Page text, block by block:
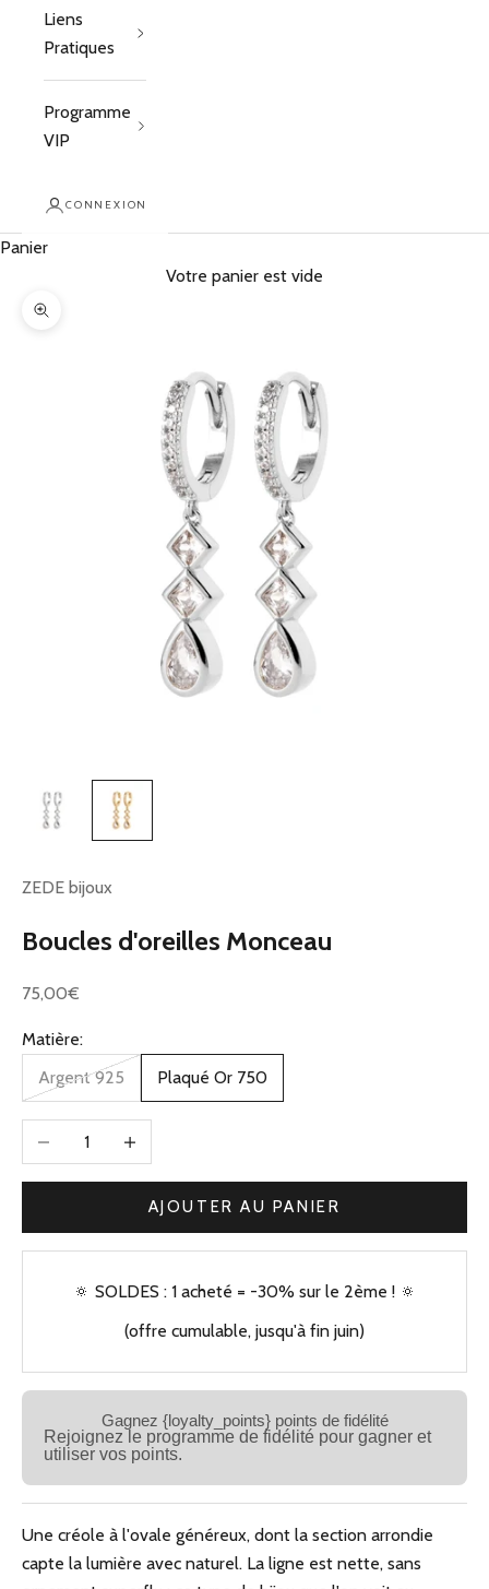
Liens
Pratiques
Programme
VIP
CONNEXION
Panier
Votre panier est vide
Zoomer sur l'image
ZEDE bijoux
Boucles d'oreilles Monceau
Prix de vente
75,00€
Matière:
Argent 925
Plaqué Or 750
Diminuer la quantitéAugmenter la quantité
AJOUTER AU PANIER
🔅 SOLDES : 1 acheté = -30% sur le 2ème ! 🔅
(offre cumulable, jusqu'à fin juin)
Gagnez {loyalty_points} points de fidélité
Rejoignez le programme de fidélité pour gagner et
utiliser vos points.
Une créole à l'ovale généreux, dont la section arrondie
capte la lumière avec naturel. La ligne est nette, sans